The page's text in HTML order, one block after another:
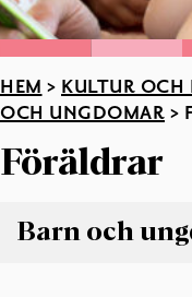
HEM > KULTUR OCH
OCH UNGDOMAR >
Föräldrar
Barn och